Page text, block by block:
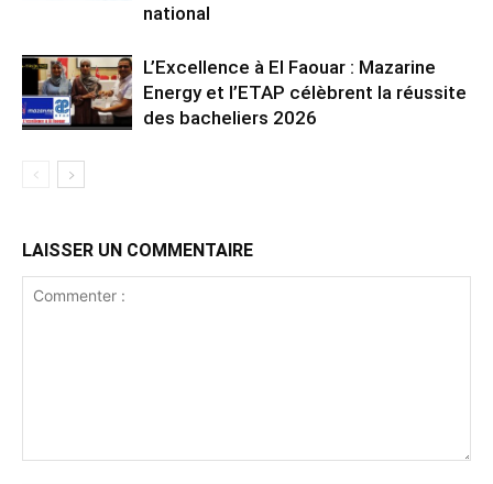
national
L’Excellence à El Faouar : Mazarine
Energy et l’ETAP célèbrent la réussite
des bacheliers 2026
LAISSER UN COMMENTAIRE